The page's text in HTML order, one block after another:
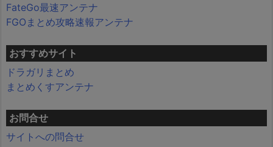
FateGo最速アンテナ
FGOまとめ攻略速報アンテナ
おすすめサイト
ドラガリまとめ
まとめくすアンテナ
お問合せ
サイトへの問合せ